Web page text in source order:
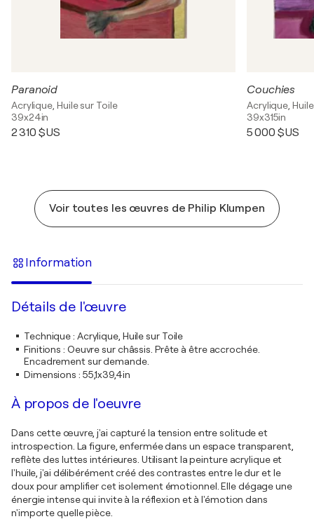
Paranoid
Acrylique, Huile sur Toile
39x24in
2 310 $US
Couchies
Acrylique,
39x315in
5 000 $US
Voir toutes les œuvres de Philip Klumpen
Information
Détails de l'œuvre
Technique: Acrylique, Huile sur Toile
Finitions : Oeuvre sur châssis. Prête à être accrochée.
Encadrement sur demande.
Dimensions : 55,1x39,4in
À propos de l'oeuvre
Dans cette œuvre, j'ai capturé la tension entre solitude et
introspection. La figure, enfermée dans un espace transparent,
reflète des luttes intérieures. Utilisant la peinture acrylique et
l'huile, j'ai délibérément créé des contrastes entre le dur et le
doux pour amplifier cet isolement émotionnel. Elle dégage une
énergie intense qui invite à la réflexion et à l'émotion dans
n'importe quelle pièce.